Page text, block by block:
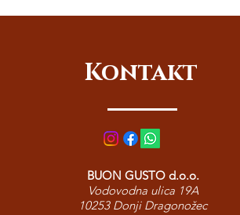
Kontakt
BUON GUSTO d.o.o.
Vodovodna ulica 19A
10253 Donji Dragonožec